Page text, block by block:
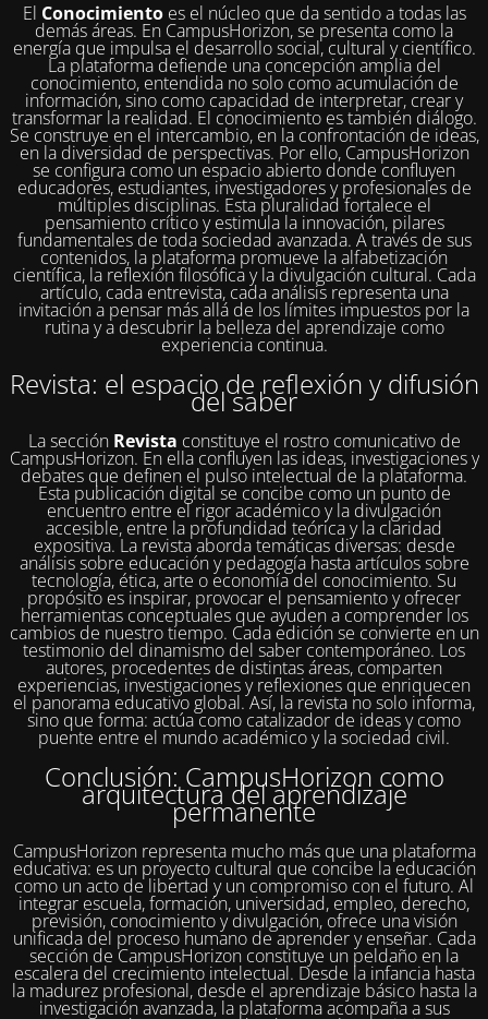
El Conocimientoes el núcleo que da sentido a todas las
demás áreas. En CampusHorizon, se presenta como la
energía que impulsa el desarrollo social, cultural y científico.
La plataforma defiende una concepción amplia del
conocimiento, entendida no solo como acumulación de
información, sino como capacidad de interpretar, crear y
transformar la realidad. El conocimiento es también diálogo.
Se construye en el intercambio, en la confrontación de ideas,
en la diversidad de perspectivas. Por ello, CampusHorizon
se configura como un espacio abierto donde confluyen
educadores, estudiantes, investigadores y profesionales de
múltiples disciplinas. Esta pluralidad fortalece el
pensamiento crítico y estimula la innovación, pilares
fundamentales de toda sociedad avanzada. A través de sus
contenidos, la plataforma promueve la alfabetización
científica, la reflexión filosófica y la divulgación cultural. Cada
artículo, cada entrevista, cada análisis representa una
invitación a pensar más allá de los límites impuestos por la
rutina y a descubrir la belleza del aprendizaje como
experiencia continua.
Revista: el espacio de reflexión y difusión
del saber
La sección Revista constituye el rostro comunicativo de
CampusHorizon. En ella confluyen las ideas, investigaciones y
debates que definen el pulso intelectual de la plataforma.
Esta publicación digital se concibe como un punto de
encuentro entre el rigor académico y la divulgación
accesible, entre la profundidad teórica y la claridad
expositiva. La revista aborda temáticas diversas: desde
análisis sobre educación y pedagogía hasta artículos sobre
tecnología, ética, arte o economía del conocimiento. Su
propósito es inspirar, provocar el pensamiento y ofrecer
herramientas conceptuales que ayuden a comprender los
cambios de nuestro tiempo. Cada edición se convierte en un
testimonio del dinamismo del saber contemporáneo. Los
autores, procedentes de distintas áreas, comparten
experiencias, investigaciones y reflexiones que enriquecen
el panorama educativo global. Así, la revista no solo informa,
sino que forma: actúa como catalizador de ideas y como
puente entre el mundo académico y la sociedad civil.
Conclusión: CampusHorizon como
arquitectura del aprendizaje
permanente
CampusHorizon representa mucho más que una plataforma
educativa: es un proyecto cultural que concibe la educación
como un acto de libertad y un compromiso con el futuro. Al
integrar escuela, formación, universidad, empleo, derecho,
previsión, conocimiento y divulgación, ofrece una visión
unificada del proceso humano de aprender y enseñar. Cada
sección de CampusHorizon constituye un peldaño en la
escalera del crecimiento intelectual. Desde la infancia hasta
la madurez profesional, desde el aprendizaje básico hasta la
investigación avanzada, la plataforma acompaña a sus